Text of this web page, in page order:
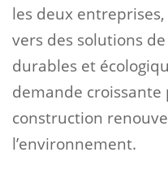
les deux
vers des solutions
durables et
demande
construction
l’environnement.